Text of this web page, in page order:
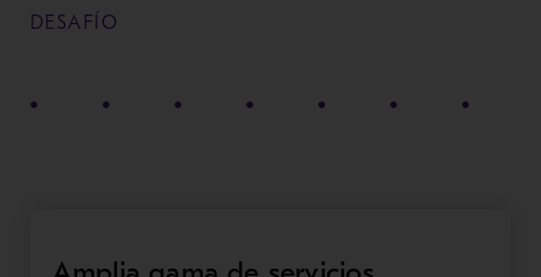
DESAFÍO